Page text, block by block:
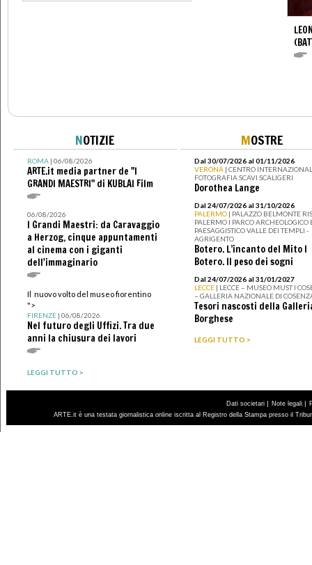
NOTIZIE
ROMA| 06/08/2026
ARTE.it media partner de "I
GRANDI MAESTRI" di KUBLAI Film
06/08/2026
I Grandi Maestri: da Caravaggio
a Herzog, cinque appuntamenti
al cinema con i giganti
dell'immaginario
Il nuovo volto del museo fiorentino
">
FIRENZE| 06/08/2026
Nel futuro degli Uffizi. Tra due
anni la chiusura dei lavori
LEGGI TUTTO >
MOSTRE
Dal 30/07/2026 al 01/11/2026
VERONA | CENTRO
FOTOGRAFIA SCAVI SCALIGERI
Dorothea Lange
Dal 24/07/2026 al 31/10/2026
PALERMO | PALAZZO BELMONTE
PALERMO I PARCO ARCHEOLOGICO
PAESAGGISTICO VALLE DEI TEMPLI -
AGRIGENTO
Botero. L’incanto del Mito I
Botero. Il peso dei sogni
Dal 24/07/2026 al 31/01/2027
LECCE | LECCE – MUSEO MUST I
– GALLERIA NAZIONALE DI
Tesori nascosti della
Borghese
LEGGI TUTTO >
Dati societari | Note legali |
ARTE.it è una testata giornalistica online iscritta al Registro della Stampa presso il